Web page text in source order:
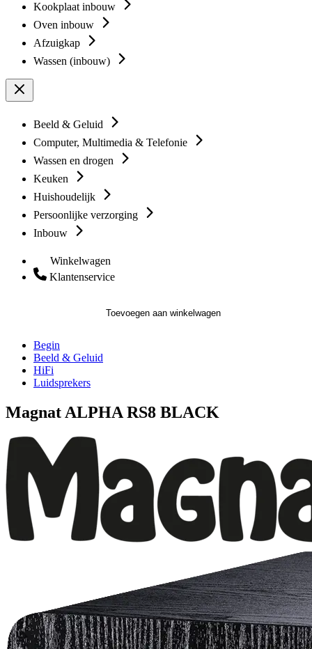
Kookplaat inbouw
Oven inbouw
Afzuigkap
Wassen (inbouw)
Beeld & Geluid
Computer, Multimedia & Telefonie
Wassen en drogen
Keuken
Huishoudelijk
Persoonlijke verzorging
Inbouw
Winkelwagen
Klantenservice
Toevoegen aan winkelwagen
Begin
Beeld & Geluid
HiFi
Luidsprekers
Magnat ALPHA RS8 BLACK